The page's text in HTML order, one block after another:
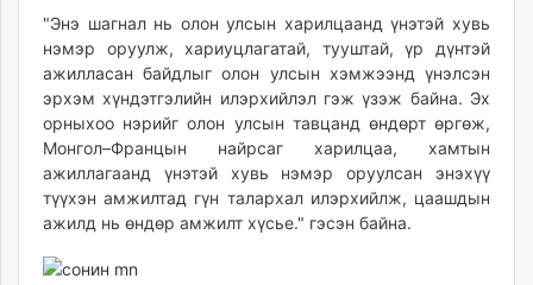
unuudur.mn
isee.mn
mglradio.com
fact.mn
tumen.mn
times.mn
"Энэ шагнал нь олон улсын харилцаанд үнэтэй хувь
нэмэр оруулж, хариуцлагатай, тууштай, үр дүнтэй
ажилласан байдлыг олон улсын хэмжээнд үнэлсэн
эрхэм хүндэтгэлийн илэрхийлэл гэж үзэж байна. Эх
орныхоо нэрийг олон улсын тавцанд өндөрт өргөж,
Монгол–Францын найрсаг харилцаа, хамтын
ажиллагаанд үнэтэй хувь нэмэр оруулсан энэхүү
түүхэн амжилтад гүн талархал илэрхийлж, цаашдын
ажилд нь өндөр амжилт хүсье." гэсэн байна.